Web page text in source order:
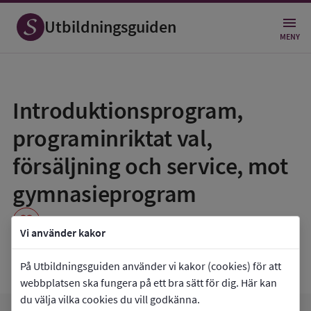
Vi använder kakor
På Utbildningsguiden använder vi kakor (cookies) för att
webbplatsen ska fungera på ett bra sätt för dig. Här kan
du välja vilka cookies du vill godkänna.
Utbildningsguiden MENY
Introduktionsprogram,
programinriktat val,
försäljning och service, mot
gymnasieprogram
favorite
som
favorit